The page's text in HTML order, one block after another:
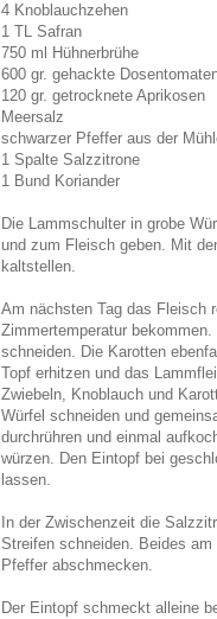
4 Knoblauchzehen
1 TL Safran
750 ml Hühnerbrühe
600 gr. gehackte
120 gr. getrocknete Aprikosen
Meersalz
schwarzer Pfeffer aus der
1 Spalte Salzzitrone
1 Bund Koriander
Die Lammschulter in grobe
und zum Fleisch geben. Mit
kaltstellen.
Am nächsten Tag das Fleisch
Zimmertemperatur
schneiden. Die Karotten
Topf erhitzen und das
Zwiebeln, Knoblauch und
Würfel schneiden und
durchrühren und einmal
würzen. Den Eintopf bei
lassen.
In der Zwischenzeit die
Streifen schneiden. Beides
Pfeffer abschmecken.
Der Eintopf schmeckt alleine